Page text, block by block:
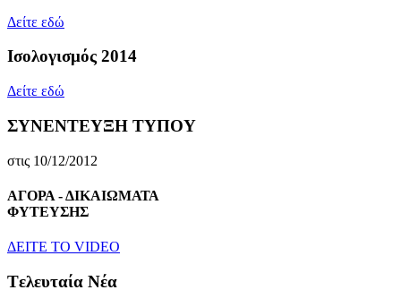
Δείτε εδώ
Ισολογισμός 2014
Δείτε εδώ
ΣΥΝΕΝΤΕΥΞΗ ΤΥΠΟΥ
στις 10/12/2012
ΑΓΟΡΑ - ΔΙΚΑΙΩΜΑΤΑ
ΦΥΤΕΥΣΗΣ
ΔEITE TO VIDEO
Tελευταία Nέα